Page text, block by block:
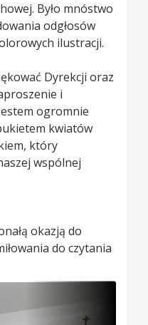
Było mnóstwo
odgłosów
ilustracji.
Dyrekcji oraz
i
ogromnie
kwiatów
który
wspólnej
okazją do
do czytania